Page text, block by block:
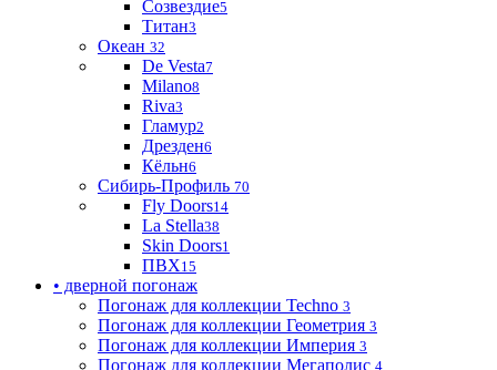
Созвездие5
Титан3
Океан 32
De Vesta7
Milano8
Riva3
Гламур2
Дрезден6
Кёльн6
Сибирь-Профиль 70
Fly Doors14
La Stella38
Skin Doors1
ПВХ15
• дверной погонаж
Погонаж для коллекции Techno 3
Погонаж для коллекции Геометрия 3
Погонаж для коллекции Империя 3
Погонаж для коллекции Мегаполис 4